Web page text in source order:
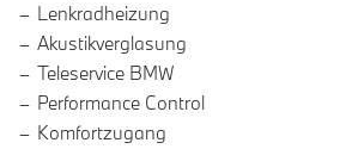
Lenkradheizung
Akustikverglasung
Teleservice BMW
Performance Control
Komfortzugang